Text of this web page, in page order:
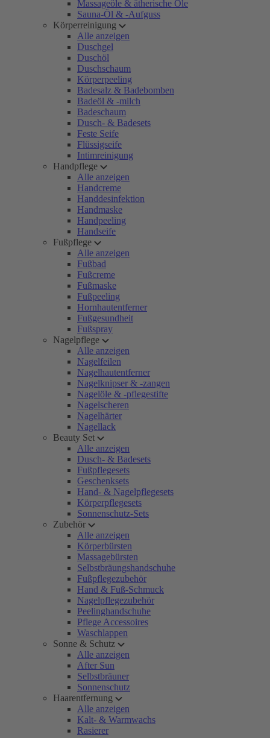
Massageöle & ätherische Öle
Sauna-Öl & -Aufguss
Körperreinigung
Alle anzeigen
Duschgel
Duschöl
Duschschaum
Körperpeeling
Badesalz & Badebomben
Badeöl & -milch
Badeschaum
Dusch- & Badesets
Feste Seife
Flüssigseife
Intimreinigung
Handpflege
Alle anzeigen
Handcreme
Handdesinfektion
Handmaske
Handpeeling
Handseife
Fußpflege
Alle anzeigen
Fußbad
Fußcreme
Fußmaske
Fußpeeling
Hornhautentferner
Fußgesundheit
Fußspray
Nagelpflege
Alle anzeigen
Nagelfeilen
Nagelhautentferner
Nagelknipser & -zangen
Nagelöle & -pflegestifte
Nagelscheren
Nagelhärter
Nagellack
Beauty Set
Alle anzeigen
Dusch- & Badesets
Fußpflegesets
Geschenksets
Hand- & Nagelpflegesets
Körperpflegesets
Sonnenschutz-Sets
Zubehör
Alle anzeigen
Körperbürsten
Massagebürsten
Selbstbräungshandschuhe
Fußpflegezubehör
Hand & Fuß-Schmuck
Nagelpflegezubehör
Peelinghandschuhe
Pflege Accessoires
Waschlappen
Sonne & Schutz
Alle anzeigen
After Sun
Selbstbräuner
Sonnenschutz
Haarentfernung
Alle anzeigen
Kalt- & Warmwachs
Rasierer